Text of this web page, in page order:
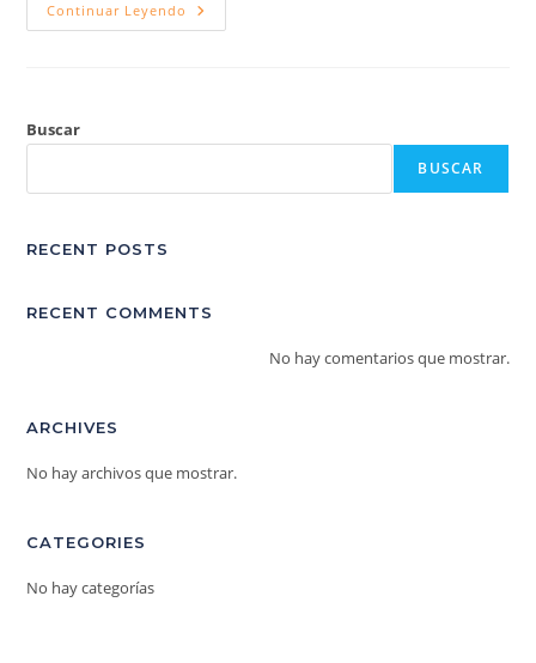
Continuar Leyendo
Buscar
BUSCAR
RECENT POSTS
RECENT COMMENTS
No hay comentarios que mostrar.
ARCHIVES
No hay archivos que mostrar.
CATEGORIES
No hay categorías